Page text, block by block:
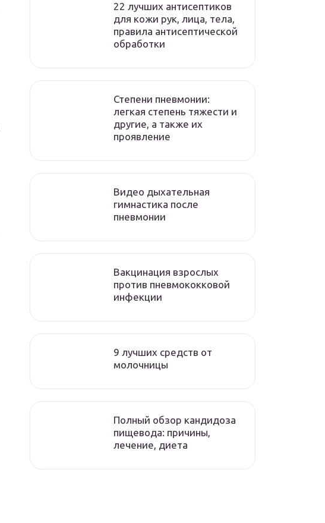
22 лучших антисептиков
для кожи рук, лица, тела,
правила антисептической
обработки
Степени пневмонии:
легкая степень тяжести и
другие, а также их
проявление
Видео дыхательная
гимнастика после
пневмонии
Вакцинация взрослых
против пневмококковой
инфекции
9 лучших средств от
молочницы
Полный обзор кандидоза
пищевода: причины,
лечение, диета